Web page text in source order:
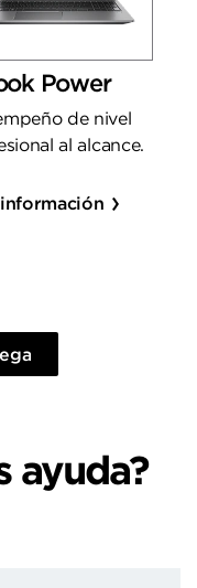
Power
de nivel
al alcance.
información
ayuda?